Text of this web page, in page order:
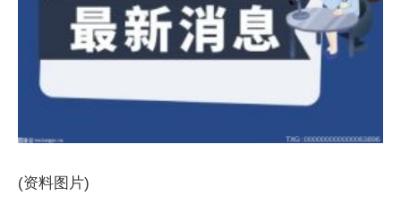
(资料图片)